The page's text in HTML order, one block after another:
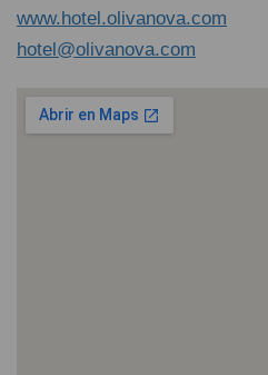
www.hotel.olivanova.com
hotel@olivanova.com